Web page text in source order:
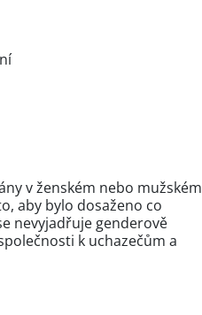
v ženském nebo mužském
aby bylo dosaženo co
nevyjadřuje genderově
k uchazečům a